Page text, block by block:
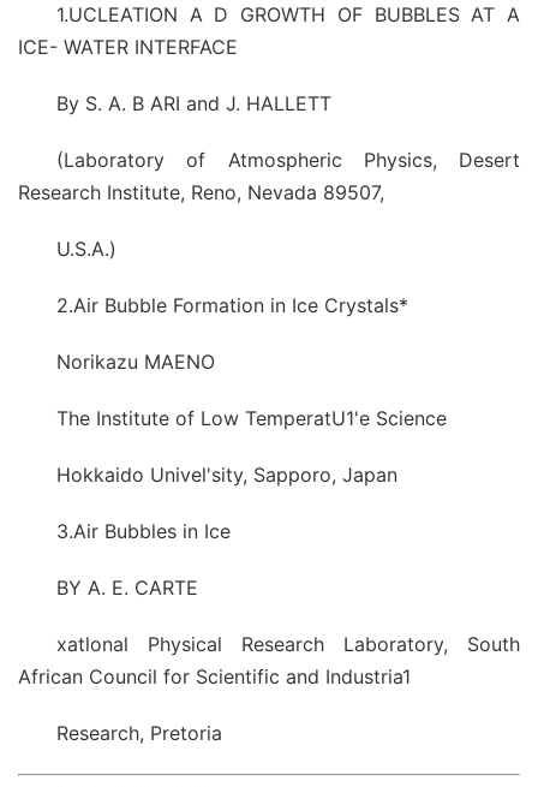
1.UCLEATION A D GROWTH OF BUBBLES AT A
ICE- WATER INTERFACE
By S. A. B ARI and J. HALLETT
(Laboratory of Atmospheric Physics, Desert
Research Institute, Reno, Nevada 89507,
U.S.A.)
2.Air Bubble Formation in Ice Crystals*
Norikazu MAENO
The Institute of Low TemperatU1'e Science
Hokkaido Univel'sity, Sapporo, Japan
3.Air Bubbles in Ice
BY A. E. CARTE
xatlonal Physical Research Laboratory, South
African Council for Scientific and Industria1
Research, Pretoria